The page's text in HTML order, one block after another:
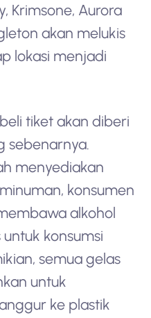
Krimsone, Aurora
akan melukis
lokasi menjadi
tiket akan diberi
sebenarnya.
menyediakan
konsumen
alkohol
konsumsi
semua gelas
untuk
ke plastik